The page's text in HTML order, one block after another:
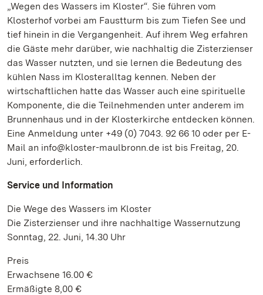
„Wegen des Wassers im Kloster“. Sie führen vom
Klosterhof vorbei am Faustturm bis zum Tiefen See und
tief hinein in die Vergangenheit. Auf ihrem Weg erfahren
die Gäste mehr darüber, wie nachhaltig die Zisterzienser
das Wasser nutzten, und sie lernen die Bedeutung des
kühlen Nass im Klosteralltag kennen. Neben der
wirtschaftlichen hatte das Wasser auch eine spirituelle
Komponente, die die Teilnehmenden unter anderem im
Brunnenhaus und in der Klosterkirche entdecken können.
Eine Anmeldung unter +49 (0) 7043. 92 66 10 oder per E-
Mail an info@kloster-maulbronn.de ist bis Freitag, 20.
Juni, erforderlich.
Service und Information
Die Wege des Wassers im Kloster
Die Zisterzienser und ihre nachhaltige Wassernutzung
Sonntag, 22. Juni, 14.30 Uhr
Preis
Erwachsene 16.00 €
Ermäßigte 8,00 €